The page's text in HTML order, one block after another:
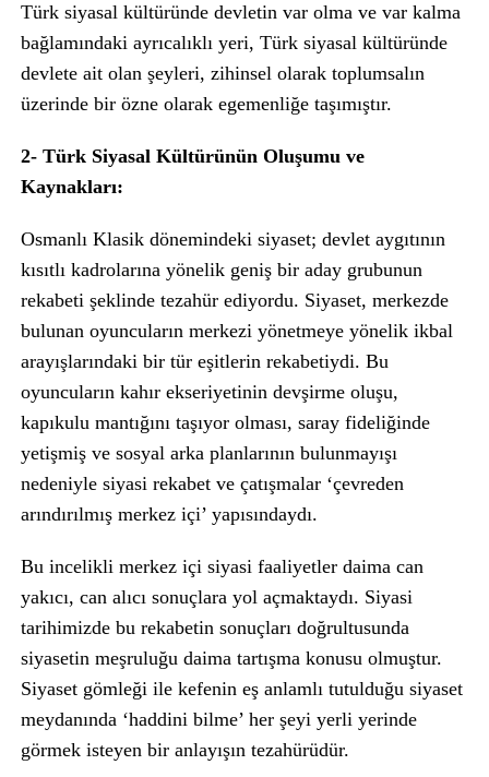
Türk siyasal kültüründe devletin var olma ve var kalma
bağlamındaki ayrıcalıklı yeri, Türk siyasal kültüründe
devlete ait olan şeyleri, zihinsel olarak toplumsalın
üzerinde bir özne olarak egemenliğe taşımıştır.
2- Türk Siyasal Kültürünün Oluşumu ve
Kaynakları:
Osmanlı Klasik dönemindeki siyaset; devlet aygıtının
kısıtlı kadrolarına yönelik geniş bir aday grubunun
rekabeti şeklinde tezahür ediyordu. Siyaset, merkezde
bulunan oyuncuların merkezi yönetmeye yönelik ikbal
arayışlarındaki bir tür eşitlerin rekabetiydi. Bu
oyuncuların kahır ekseriyetinin devşirme oluşu,
kapıkulu mantığını taşıyor olması, saray fideliğinde
yetişmiş ve sosyal arka planlarının bulunmayışı
nedeniyle siyasi rekabet ve çatışmalar ‘çevreden
arındırılmış merkez içi’ yapısındaydı.
Bu incelikli merkez içi siyasi faaliyetler daima can
yakıcı, can alıcı sonuçlara yol açmaktaydı. Siyasi
tarihimizde bu rekabetin sonuçları doğrultusunda
siyasetin meşruluğu daima tartışma konusu olmuştur.
Siyaset gömleği ile kefenin eş anlamlı tutulduğu siyaset
meydanında ‘haddini bilme’ her şeyi yerli yerinde
görmek isteyen bir anlayışın tezahürüdür.